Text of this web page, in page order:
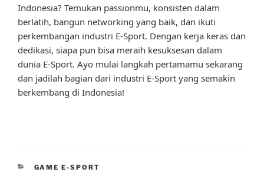
Indonesia? Temukan passionmu, konsisten dalam
berlatih, bangun networking yang baik, dan ikuti
perkembangan industri E-Sport. Dengan kerja keras dan
dedikasi, siapa pun bisa meraih kesuksesan dalam
dunia E-Sport. Ayo mulai langkah pertamamu sekarang
dan jadilah bagian dari industri E-Sport yang semakin
berkembang di Indonesia!
CATEGORIES
GAME E-SPORT